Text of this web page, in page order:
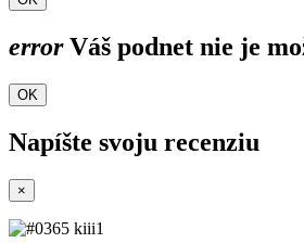
errorVáš podnet nie je
OK
Napíšte svoju recenziu
×